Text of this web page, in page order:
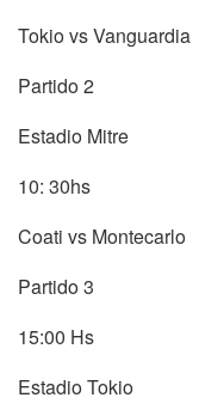
Tokio vs Vanguardia
Partido 2
Estadio Mitre
10: 30hs
Coati vs Montecarlo
Partido 3
15:00 Hs
Estadio Tokio